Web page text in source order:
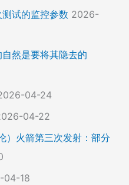
试的监控参数 2026-
然是要将其隐去的
04-24
04-22
）火箭第三次发射：部分
04-18